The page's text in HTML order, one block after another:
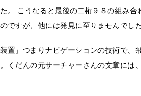
。 こうなると最後の二桁９８の組み
ですが、他には発見に至りませんでした
置」つまりナビゲーションの技術で、
くだんの元サーチャーさんの文章には